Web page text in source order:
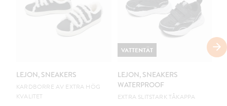
LEJON, SNEAKERS
KARDBORRE AV EXTRA HÖG
KVALITET
LEJON, SNEAKERS
WATERPROOF
EXTRA SLITSTARK TÅKAPPA
VATTENTÄT